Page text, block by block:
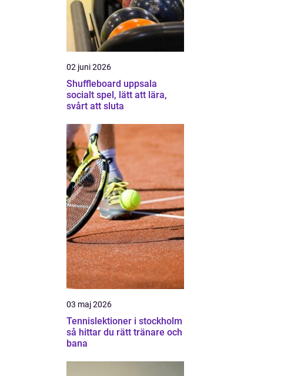
02 juni 2026
Shuffleboard uppsala
socialt spel, lätt att lära,
svårt att sluta
03 maj 2026
Tennislektioner i stockholm
så hittar du rätt tränare och
bana